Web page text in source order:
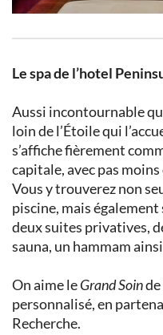
Le spa de l’hotel
Aussi incontournable
loin de l’Étoile qui
s’affiche fièrement
capitale, avec pas
Vous y trouverez non
piscine, mais
deux suites privatives,
sauna, un hammam
On aime leGrand Soin
personnalisé, en
Recherche.